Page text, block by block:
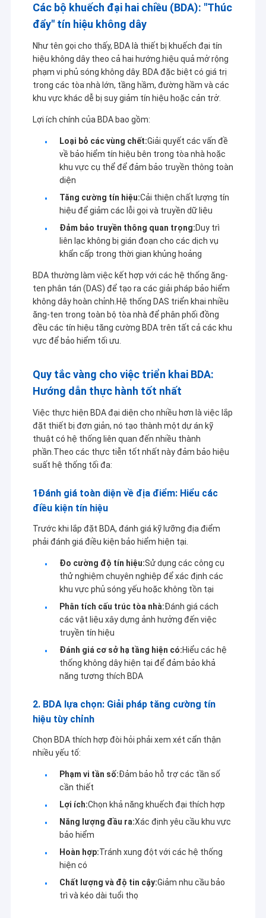
Nhà
Các bộ khuếch đại hai chiều (BDA): "Thúc
đẩy" tín hiệu không dây
Như tên gọi cho thấy, BDA là thiết bị khuếch đại tín
hiệu không dây theo cả hai hướng.hiệu quả mở rộng
phạm vi phủ sóng không dây. BDA đặc biệt có giá trị
trong các tòa nhà lớn, tầng hầm, đường hầm và các
khu vực khác dễ bị suy giảm tín hiệu hoặc cản trở.
Lợi ích chính của BDA bao gồm:
Loại bỏ các vùng chết:Giải quyết các vấn đề
về bảo hiểm tín hiệu bên trong tòa nhà hoặc
khu vực cụ thể để đảm bảo truyền thông toàn
diện
Tăng cường tín hiệu:Cải thiện chất lượng tín
hiệu để giảm các lỗi gọi và truyền dữ liệu
Đảm bảo truyền thông quan trọng:Duy trì
liên lạc không bị gián đoạn cho các dịch vụ
khẩn cấp trong thời gian khủng hoảng
BDA thường làm việc kết hợp với các hệ thống ăng-
ten phân tán (DAS) để tạo ra các giải pháp bảo hiểm
không dây hoàn chỉnh.Hệ thống DAS triển khai nhiều
ăng-ten trong toàn bộ tòa nhà để phân phối đồng
đều các tín hiệu tăng cường BDA trên tất cả các khu
vực để bảo hiểm tối ưu.
Quy tắc vàng cho việc triển khai BDA:
Hướng dẫn thực hành tốt nhất
Việc thực hiện BDA đại diện cho nhiều hơn là việc lắp
đặt thiết bị đơn giản, nó tạo thành một dự án kỹ
thuật có hệ thống liên quan đến nhiều thành
phần.Theo các thực tiễn tốt nhất này đảm bảo hiệu
suất hệ thống tối đa:
1Đánh giá toàn diện về địa điểm: Hiểu các
điều kiện tín hiệu
Trước khi lắp đặt BDA, đánh giá kỹ lưỡng địa điểm
phải đánh giá điều kiện bảo hiểm hiện tại.
Đo cường độ tín hiệu:Sử dụng các công cụ
thử nghiệm chuyên nghiệp để xác định các
khu vực phủ sóng yếu hoặc không tồn tại
Phân tích cấu trúc tòa nhà:Đánh giá cách
các vật liệu xây dựng ảnh hưởng đến việc
truyền tín hiệu
Đánh giá cơ sở hạ tầng hiện có:Hiểu các hệ
thống không dây hiện tại để đảm bảo khả
năng tương thích BDA
2. BDA lựa chọn: Giải pháp tăng cường tín
hiệu tùy chỉnh
Chọn BDA thích hợp đòi hỏi phải xem xét cẩn thận
nhiều yếu tố:
Phạm vi tần số:Đảm bảo hỗ trợ các tần số
cần thiết
Lợi ích:Chọn khả năng khuếch đại thích hợp
Năng lượng đầu ra:Xác định yêu cầu khu vực
bảo hiểm
Hoàn hợp:Tránh xung đột với các hệ thống
hiện có
Chất lượng và độ tin cậy:Giảm nhu cầu bảo
trì và kéo dài tuổi thọ
Shenzhen Sinosun Technology Co., Ltd. đã tham gia
vào các dịch vụ truyền dữ liệu không dây từ năm 1996,
chẳng hạn như phát triển sản phẩm, ứng dụng và kỹ